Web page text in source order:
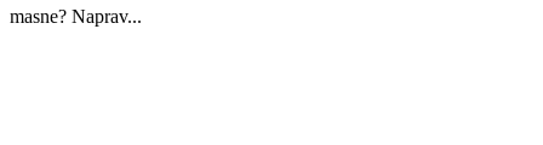
masne? Naprav...